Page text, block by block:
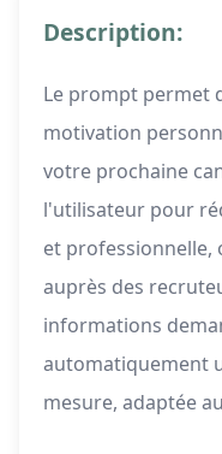
Description:
Le prompt permet
motivation
votre prochaine
l'utilisateur pour
et professionnelle,
auprès des
informations
automatiquement
mesure, adaptée